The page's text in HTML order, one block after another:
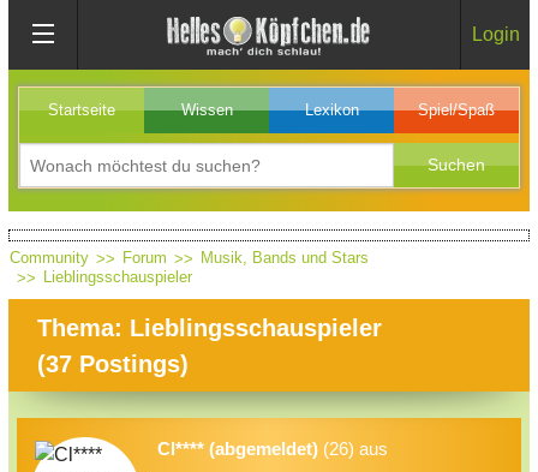
Login
Startseite Wissen Lexikon Spiel/Spaß
Community Forum
Musik, Bands und Stars
Lieblingsschauspieler
Thema: Lieblingsschauspieler
(37 Postings)
Cl**** (abgemeldet) (26) aus